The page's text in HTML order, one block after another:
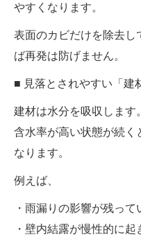
やすくなります。
表面のカビだけを除去し
ば再発は防げません。
■ 見落とされやすい「建
建材は水分を吸収します。
含水率が高い状態が続く
なります。
例えば、
・雨漏りの影響が残って
・壁内結露が慢性的に起